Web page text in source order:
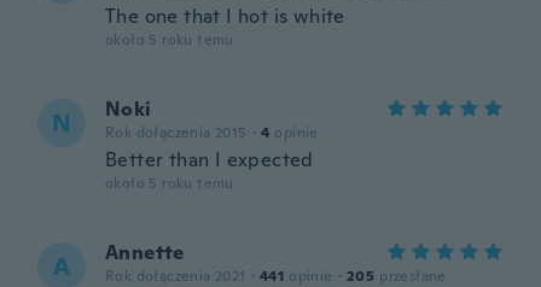
The one that I hot is white
około 5 roku temu
N Noki
Rok dołączenia 2015 · 4 opinie
Better than I expected
około 5 roku temu
A Annette
Rok dołączenia 2021 · 441 opinie · 205 przesłane